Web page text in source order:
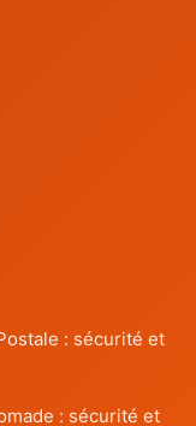
: sécurité et
: sécurité et